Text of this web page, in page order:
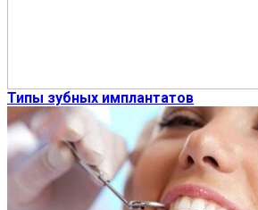
Типы зубных имплантатов